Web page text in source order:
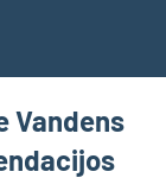
Vandens